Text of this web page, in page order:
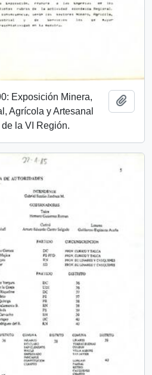
Exposición Minera,
Agrícola y Artesanal
la VI Región.
Add